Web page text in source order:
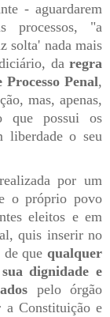
- aguardarem
processos, "a
solta' nada mais
daregra
Penal,
mas, apenas,
que possui os
liberdade o seu
por um
o próprio povo
eleitos e em
quis inserir no
que qualquer
dignidade e
pelo órgão
a Constituição e